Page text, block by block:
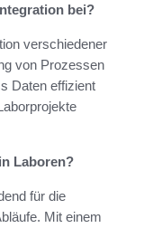
bei?
verschiedener
von Prozessen
Daten effizient
Laboren?
für die
Mit einem